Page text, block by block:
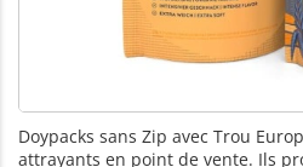
Doypacks sans Zip avec Trou
attrayants en point de vente. Ils